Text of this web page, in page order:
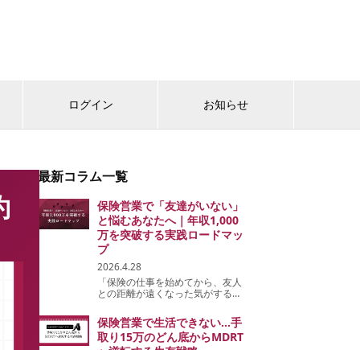
ログイン お知らせ
最新コラム一覧
保険営業で「友達がいない」
と悩むあなたへ｜年収1,000
万を突破する実践ロードマッ
プ
2026.4.28
「保険の仕事を始めてから、友人
との距離が遠くなった気がする」
激減してしまった」—。 そんな
孤独感に苛まれてはいませんか。
多くの保険営業パーソンが、志を
保険営業で生活できない…手
取り15万のどん底からMDRT